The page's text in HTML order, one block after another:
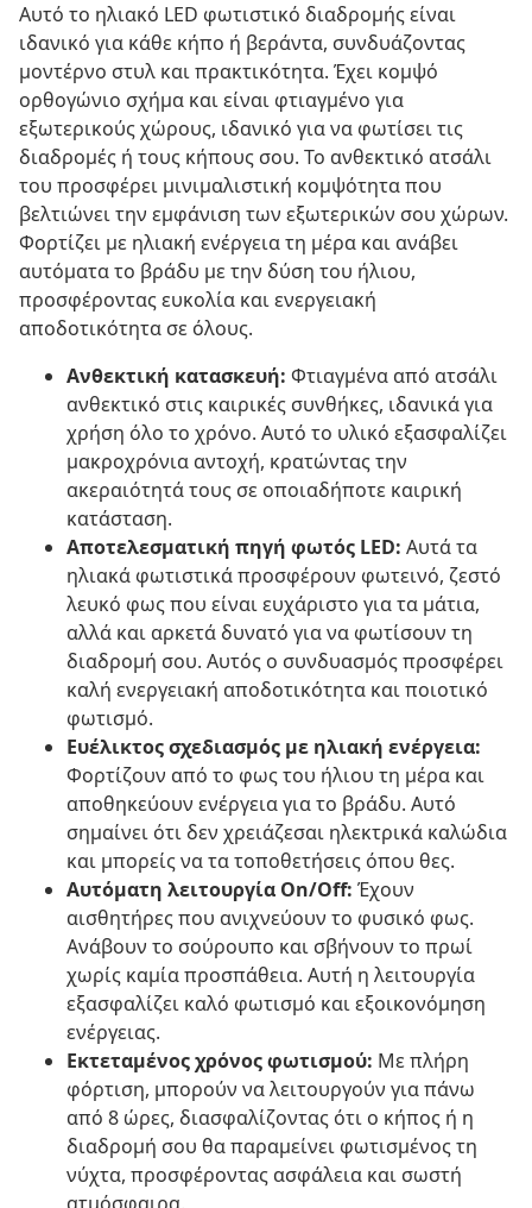
Αυτό το ηλιακό LED φωτιστικό διαδρομής είναι
ιδανικό για κάθε κήπο ή βεράντα, συνδυάζοντας
μοντέρνο στυλ και πρακτικότητα. Έχει κομψό
ορθογώνιο σχήμα και είναι φτιαγμένο για
εξωτερικούς χώρους, ιδανικό για να φωτίσει τις
διαδρομές ή τους κήπους σου. Το ανθεκτικό ατσάλι
του προσφέρει μινιμαλιστική κομψότητα που
βελτιώνει την εμφάνιση των εξωτερικών σου χώρων.
Φορτίζει με ηλιακή ενέργεια τη μέρα και ανάβει
αυτόματα το βράδυ με την δύση του ήλιου,
προσφέροντας ευκολία και ενεργειακή
αποδοτικότητα σε όλους.
Ανθεκτική κατασκευή: Φτιαγμένα από ατσάλι
ανθεκτικό στις καιρικές συνθήκες, ιδανικά για
χρήση όλο το χρόνο. Αυτό το υλικό εξασφαλίζει
μακροχρόνια αντοχή, κρατώντας την
ακεραιότητά τους σε οποιαδήποτε καιρική
κατάσταση.
Αποτελεσματική πηγή φωτός LED: Αυτά τα
ηλιακά φωτιστικά προσφέρουν φωτεινό, ζεστό
λευκό φως που είναι ευχάριστο για τα μάτια,
αλλά και αρκετά δυνατό για να φωτίσουν τη
διαδρομή σου. Αυτός ο συνδυασμός προσφέρει
καλή ενεργειακή αποδοτικότητα και ποιοτικό
φωτισμό.
Ευέλικτος σχεδιασμός με ηλιακή ενέργεια:
Φορτίζουν από το φως του ήλιου τη μέρα και
αποθηκεύουν ενέργεια για το βράδυ. Αυτό
σημαίνει ότι δεν χρειάζεσαι ηλεκτρικά καλώδια
και μπορείς να τα τοποθετήσεις όπου θες.
Αυτόματη λειτουργία On/Off: Έχουν
αισθητήρες που ανιχνεύουν το φυσικό φως.
Ανάβουν το σούρουπο και σβήνουν το πρωί
χωρίς καμία προσπάθεια. Αυτή η λειτουργία
εξασφαλίζει καλό φωτισμό και εξοικονόμηση
ενέργειας.
Εκτεταμένος χρόνος φωτισμού: Με πλήρη
φόρτιση, μπορούν να λειτουργούν για πάνω
από 8 ώρες, διασφαλίζοντας ότι ο κήπος ή η
διαδρομή σου θα παραμείνει φωτισμένος τη
νύχτα, προσφέροντας ασφάλεια και σωστή